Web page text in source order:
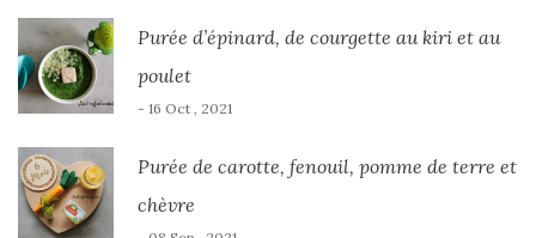
Purée d’épinard, de courgette au kiri et au
poulet
- 16 Oct , 2021
Purée de carotte, fenouil, pomme de terre et
chèvre